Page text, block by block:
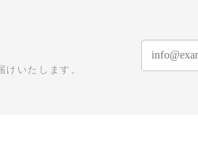
いたします。